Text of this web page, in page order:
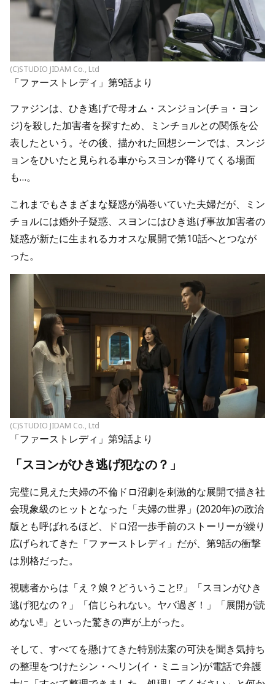
(C)STUDIO JIDAM Co., Ltd
「ファーストレディ」第9話より
ファジンは、ひき逃げで母オム・スンジョン(チョ・ヨン
ジ)を殺した加害者を探すため、ミンチョルとの関係を公
表したという。その後、描かれた回想シーンでは、スンジ
ョンをひいたと見られる車からスヨンが降りてくる場面
も…。
これまでもさまざまな疑惑が渦巻いていた夫婦だが、ミン
チョルには婚外子疑惑、スヨンにはひき逃げ事故加害者の
疑惑が新たに生まれるカオスな展開で第10話へとつなが
った。
(C)STUDIO JIDAM Co., Ltd
「ファーストレディ」第9話より
「スヨンがひき逃げ犯なの？」
完璧に見えた夫婦の不倫ドロ沼劇を刺激的な展開で描き社
会現象級のヒットとなった「夫婦の世界」(2020年)の政治
版とも呼ばれるほど、ドロ沼一歩手前のストーリーが繰り
広げられてきた「ファーストレディ」だが、第9話の衝撃
は別格だった。
視聴者からは「え？娘？どういうこと!?」「スヨンがひき
逃げ犯なの？」「信じられない。ヤバ過ぎ！」「展開が読
めない!!」といった驚きの声が上がった。
そして、すべてを懸けてきた特別法案の可決を聞き気持ち
の整理をつけたシン・へリン(イ・ミニョン)が電話で弁護